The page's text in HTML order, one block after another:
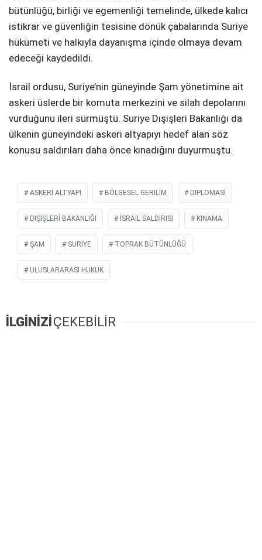
bütünlüğü, birliği ve egemenliği temelinde, ülkede kalıcı
istikrar ve güvenliğin tesisine dönük çabalarında Suriye
hükümeti ve halkıyla dayanışma içinde olmaya devam
edeceği kaydedildi.
İsrail ordusu, Suriye’nin güneyinde Şam yönetimine ait
askeri üslerde bir komuta merkezini ve silah depolarını
vurduğunu ileri sürmüştü. Suriye Dışişleri Bakanlığı da
ülkenin güneyindeki askeri altyapıyı hedef alan söz
konusu saldırıları daha önce kınadığını duyurmuştu.
ASKERI ALTYAPI BÖLGESEL GERILIM DIPLOMASI
DIŞIŞLERI BAKANLIĞI İSRAIL SALDIRISI KINAMA
ŞAM SURİYE TOPRAK BÜTÜNLÜĞÜ
ULUSLARARASI HUKUK
İLGİNİZİÇEKEBİLİR